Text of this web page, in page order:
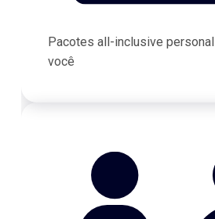
Pacotes all-inclusive
você